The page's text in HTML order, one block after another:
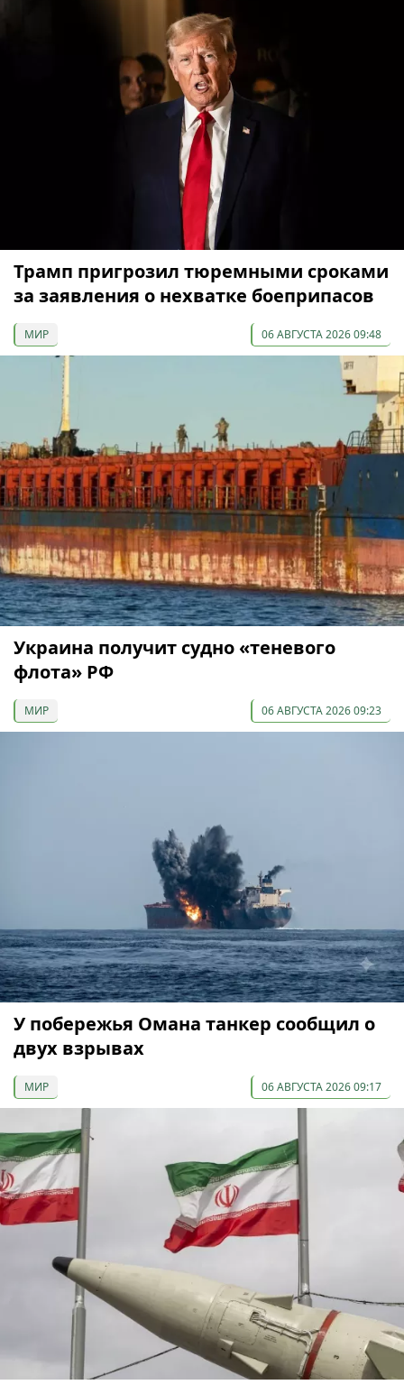
Трамп пригрозил тюремными сроками
за заявления о нехватке боеприпасов
МИР 06 АВГУСТА 2026 09:48
Украина получит судно «теневого
флота» РФ
МИР 06 АВГУСТА 2026 09:23
У побережья Омана танкер сообщил о
двух взрывах
МИР 06 АВГУСТА 2026 09:17